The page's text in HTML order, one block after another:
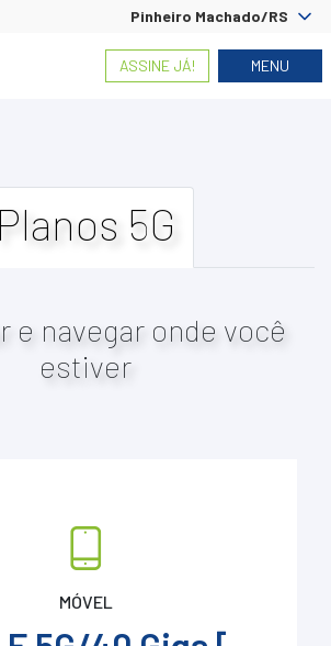
Pinheiro Machado/RS
ASSINE JÁ! MENU
Planos 5G
e navegar onde você
estiver
MÓVEL